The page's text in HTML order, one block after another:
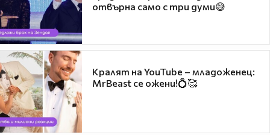
отвърна само с три думи😅
Кралят на YouTube – младоженец:
MrBeast се ожени!💍🥰